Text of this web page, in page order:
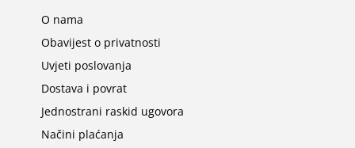
O nama
Obavijest o privatnosti
Uvjeti poslovanja
Dostava i povrat
Jednostrani raskid ugovora
Načini plaćanja